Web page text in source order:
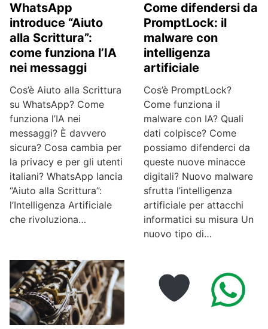
WhatsApp
introduce “Aiuto
alla Scrittura”:
come funziona l’IA
nei messaggi
Cos’è Aiuto alla Scrittura
su WhatsApp? Come
funziona l’IA nei
messaggi? È davvero
sicura? Cosa cambia per
la privacy e per gli utenti
italiani? WhatsApp lancia
“Aiuto alla Scrittura”:
l’Intelligenza Artificiale
che rivoluziona…
Come difendersi da
PromptLock: il
malware con
intelligenza
artificiale
Cos’è PromptLock?
Come funziona il
malware con IA? Quali
dati colpisce? Come
possiamo difenderci da
queste nuove minacce
digitali? Nuovo malware
sfrutta l’intelligenza
artificiale per attacchi
informatici su misura Un
nuovo tipo di…